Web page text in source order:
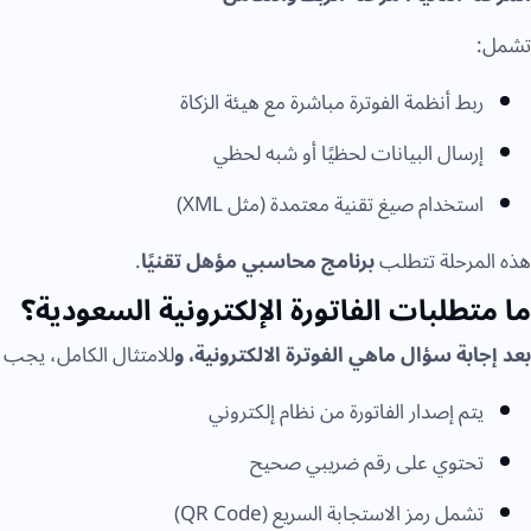
تشمل:
ربط أنظمة الفوترة مباشرة مع هيئة الزكاة
إرسال البيانات لحظيًا أو شبه لحظي
استخدام صيغ تقنية معتمدة (مثل XML)
هذه المرحلة تتطلببرنامج محاسبي مؤهل تقنيًا.
ما متطلبات الفاتورة الإلكترونية السعودية؟
بعد إجابة سؤال ماهي الفوترة الالكترونية، وللامتثال الكامل،
يتم إصدار الفاتورة من نظام إلكتروني
تحتوي على رقم ضريبي صحيح
تشمل رمز الاستجابة السريع (QR Code)